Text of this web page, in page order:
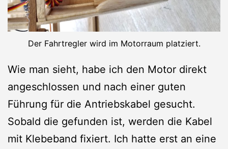
Der Fahrtregler wird im Motorraum platziert.
Wie man sieht, habe ich den Motor direkt
angeschlossen und nach einer guten
Führung für die Antriebskabel gesucht.
Sobald die gefunden ist, werden die Kabel
mit Klebeband fixiert. Ich hatte erst an eine